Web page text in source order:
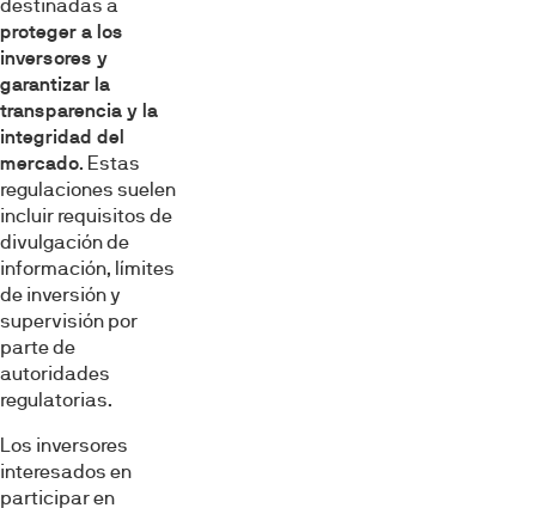
destinadas a
proteger a los
inversores y
garantizar la
transparencia y la
integridad del
mercado. Estas
regulaciones suelen
incluir requisitos de
divulgación de
información, límites
de inversión y
supervisión por
parte de
autoridades
regulatorias.
Los inversores
interesados en
participar en